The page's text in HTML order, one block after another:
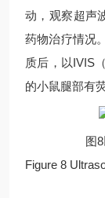
动，观察超声
药物治疗情况
质后，以IVIS
的小鼠腿部有
图
Figure 8